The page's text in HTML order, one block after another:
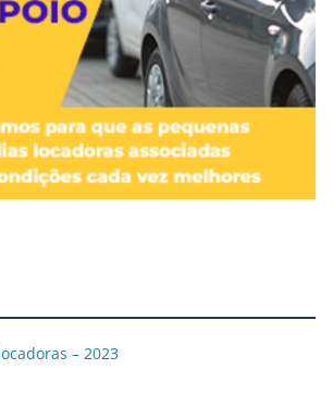
– 2023